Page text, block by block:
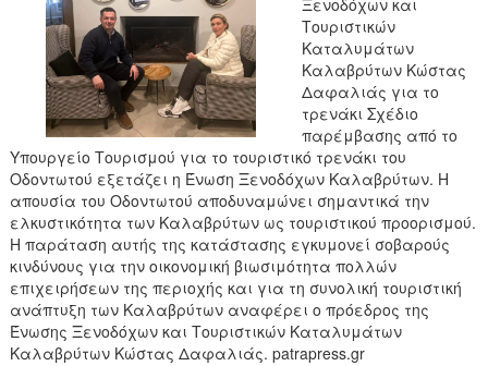
Ξενοδόχων και
Τουριστικών
Καταλυμάτων
Καλαβρύτων Κώστας
Δαφαλιάς για το
τρενάκι Σχέδιο
παρέμβασης από το
Υπουργείο Τουρισμού για το τουριστικό τρενάκι του
Οδοντωτού εξετάζει η Ένωση Ξενοδόχων Καλαβρύτων. Η
απουσία του Οδοντωτού αποδυναμώνει σημαντικά την
ελκυστικότητα των Καλαβρύτων ως τουριστικού προορισμού.
Η παράταση αυτής της κατάστασης εγκυμονεί σοβαρούς
κινδύνους για την οικονομική βιωσιμότητα πολλών
επιχειρήσεων της περιοχής και για τη συνολική τουριστική
ανάπτυξη των Καλαβρύτων αναφέρει ο πρόεδρος της
Ένωσης Ξενοδόχων και Τουριστικών Καταλυμάτων
Καλαβρύτων Κώστας Δαφαλιάς. patrapress.gr